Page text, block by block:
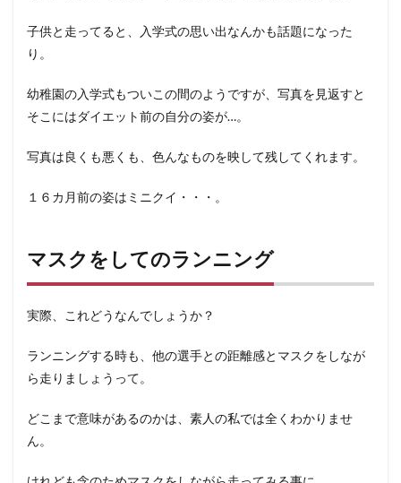
子供と走ってると、入学式の思い出なんかも話題になった
り。
幼稚園の入学式もついこの間のようですが、写真を見返すと
そこにはダイエット前の自分の姿が…。
写真は良くも悪くも、色んなものを映して残してくれます。
１６カ月前の姿はミニクイ・・・。
マスクをしてのランニング
実際、これどうなんでしょうか？
ランニングする時も、他の選手との距離感とマスクをしなが
ら走りましょうって。
どこまで意味があるのかは、素人の私では全くわかりませ
ん。